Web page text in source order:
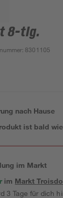
8-tlg.
: 8301105
nach Hause
ist bald
im Markt
im Markt
3 Tage für dich